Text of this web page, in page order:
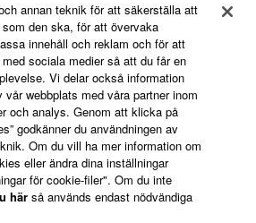
annan teknik för att säkerställa att
den ska, för att övervaka
innehåll och reklam och för att
sociala medier så att du får en
Vi delar också information
vår webbplats med våra partner inom
och analys. Genom att klicka på
godkänner du användningen av
Om du vill ha mer information om
eller ändra dina inställningar
för cookie-filer". Om du inte
här så används endast nödvändiga